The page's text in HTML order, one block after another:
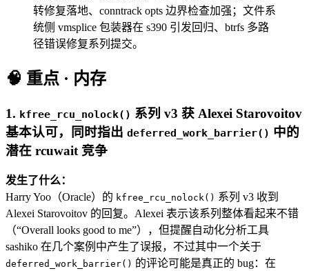
转修复落地、conntrack opts 边界检查加强；文件系
统侧 vmsplice 包装器在 s390 引发回归、btrfs 多路
径错误修复系列提交。
🧠 重点 · 内存
1. kfree_rcu_nolock() 系列 v3 获 Alexei Starovoitov
基本认可，同时指出 deferred_work_barrier() 中的
潜在 rcuwait 竞争
发生了什么：
Harry Yoo（Oracle）的 kfree_rcu_nolock() 系列 v3 收到
Alexei Starovoitov 的回复。Alexei 表示该系列整体看起来不错
（“Overall looks good to me”），但提醒自动化分析工具
sashiko 在几个案例中产生了误报，不过其中一个关于
deferred_work_barrier() 的评论可能是真正的 bug：在